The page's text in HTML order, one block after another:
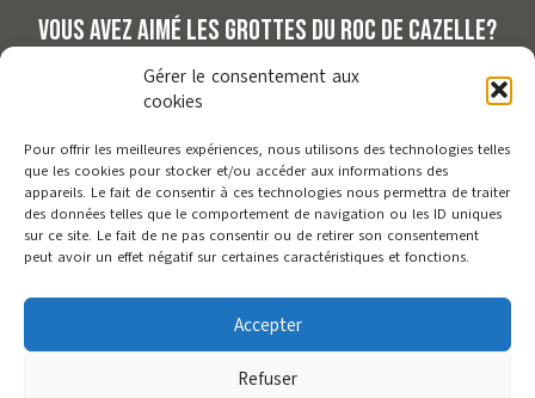
Gérer le consentement aux
cookies
Pour offrir les meilleures expériences, nous utilisons des technologies telles
que les cookies pour stocker et/ou accéder aux informations des
appareils. Le fait de consentir à ces technologies nous permettra de traiter
des données telles que le comportement de navigation ou les ID uniques
sur ce site. Le fait de ne pas consentir ou de retirer son consentement
peut avoir un effet négatif sur certaines caractéristiques et fonctions.
Accepter
Refuser
Vous avez aimé les Grottes du Roc de Cazelle?
Vous aimerez..
La Roque Saint-Christophe
Le Manoir de Gisson
La Maison Forte de Reignac
Le Prehisto Parc
Le Prehisto Dino Parc
La Grotte des Carbonnières
Le Fort de La Roque-Gageac
Les Grottes du Roc de Cazelle, membre de Visites en Périgord